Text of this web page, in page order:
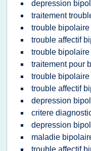
depression
traitement
trouble
trouble affectif
trouble
traitement pour
trouble
trouble affectif
depression
critere
depression
maladie
trouble affectif